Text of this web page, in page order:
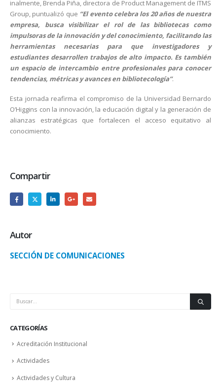
inalmente, Brenda Piña, directora de Product Management de ITMS
Group, puntualizó que “El evento celebra los 20 años de nuestra
empresa, busca visibilizar el rol de las bibliotecas como
impulsoras de la innovación y del conocimiento, facilitando las
herramientas necesarias para que investigadores y
estudiantes desarrollen trabajos de alto impacto. Es también
un espacio de intercambio entre profesionales para conocer
tendencias, métricas y avances en bibliotecología”.
Esta jornada reafirma el compromiso de la Universidad Bernardo
O’Higgins con la innovación, la educación digital y la generación de
alianzas estratégicas que fortalecen el acceso equitativo al
conocimiento.
Compartir
Autor
SECCIÓN DE COMUNICACIONES
CATEGORÍAS
Acreditación Institucional
Actividades
Actividades y Cultura